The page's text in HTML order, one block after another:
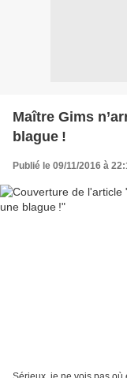
Maître Gims
blague !
Publié le 09/11/2016 à